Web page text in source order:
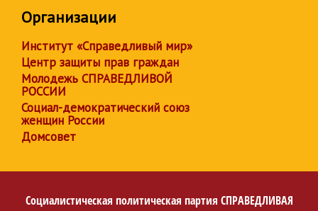
Организации
Институт «Справедливый мир»
Центр защиты прав граждан
Молодежь СПРАВЕДЛИВОЙ
РОССИИ
Социал-демократический союз
женщин России
Домсовет
Социалистическая политическая партия СПРАВЕДЛИВАЯ